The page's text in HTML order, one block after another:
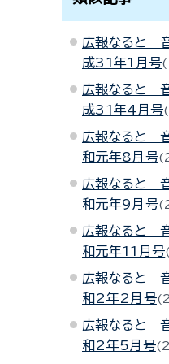
広報なると
成31年1月号
広報なると
成31年4月号
広報なると
和元年8月号
広報なると
和元年9月号
広報なると
和元年11月号
広報なると
和2年2月号
広報なると
和2年5月号